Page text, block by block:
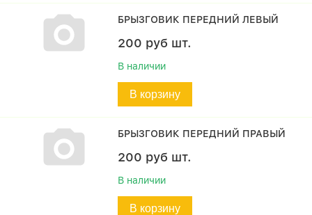
БРЫЗГОВИК ПЕРЕДНИЙ ЛЕВЫЙ
200 руб шт.
В наличии
В корзину
БРЫЗГОВИК ПЕРЕДНИЙ ПРАВЫЙ
200 руб шт.
В наличии
В корзину